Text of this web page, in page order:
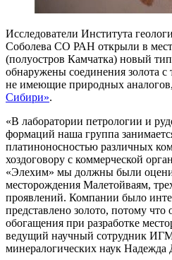
Исследователи Института
Соболева СО РАН открыли в
(полуостров Камчатка) новый
обнаружены соединения золота с
не имеющие природных аналогов,
Сибири».
«В лаборатории петрологии и
формаций наша группа
платиноносностью различных
хоздоговору с коммерческой
«Элехим» мы должны были
месторождения Малетойваям,
проявлений. Компании было
представлено золото, потому что
обогащения при разработке
ведущий научный сотрудник
минералогических наук